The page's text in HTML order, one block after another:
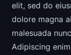
elit, sed do
dolore magna
malesuada
Adipiscing